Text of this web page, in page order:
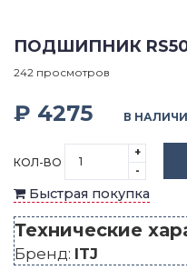
ПОДШИПНИК
242 просмотров
₽ 4275 В
КОЛ-ВО
+
-
Быстрая покупка
Технические
Бренд: ITJ